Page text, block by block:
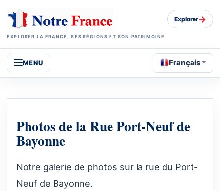
EXPLORER LA FRANCE, SES RÉGIONS ET SON PATRIMOINE
Explorer→
MENU Français
Photos de la Rue Port-Neuf de
Bayonne
Notre galerie de photos sur la rue du Port-
Neuf de Bayonne.